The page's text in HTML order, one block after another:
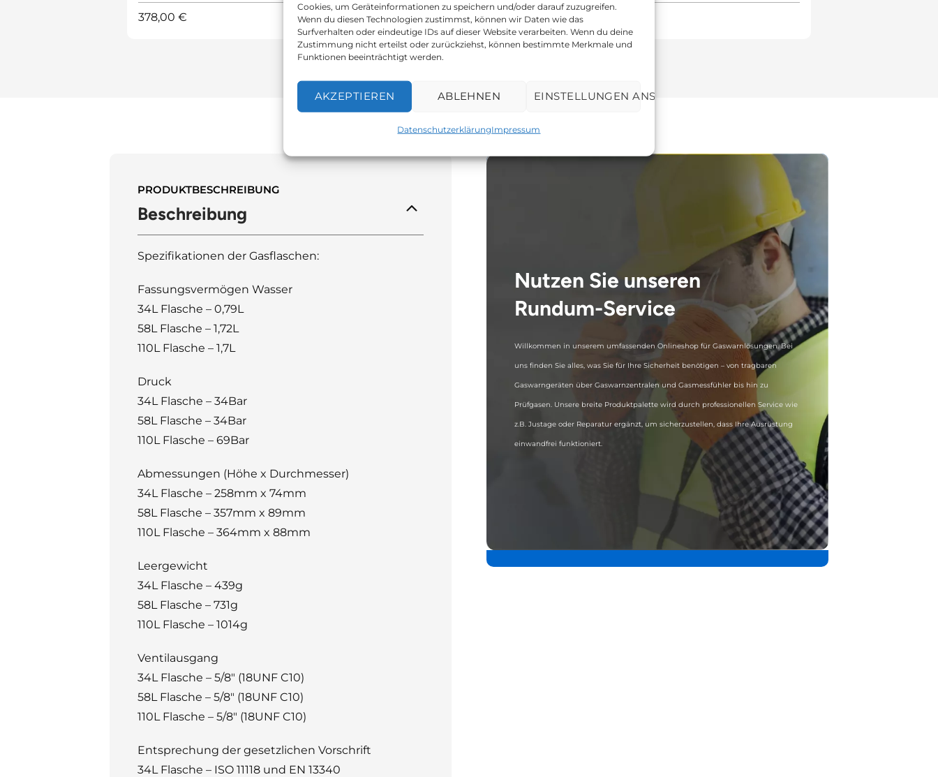
Cookies, um Geräteinformationen zu speichern und/oder darauf zuzugreifen.
Wenn du diesen Technologien zustimmst, können wir Daten wie das
Surfverhalten oder eindeutige IDs auf dieser Website verarbeiten. Wenn du deine
Zustimmung nicht erteilst oder zurückziehst, können bestimmte Merkmale und
Funktionen beeinträchtigt werden.
AKZEPTIEREN ABLEHNEN EINSTELLUNGEN ANSEHEN
DatenschutzerklärungImpressum
378,00 € 196,00€
PRODUKTBESCHREIBUNG
Beschreibung
Spezifikationen der Gasflaschen:
Fassungsvermögen Wasser
34L Flasche – 0,79L
58L Flasche – 1,72L
110L Flasche – 1,7L
Druck
34L Flasche – 34Bar
58L Flasche – 34Bar
110L Flasche – 69Bar
Abmessungen (Höhe x Durchmesser)
34L Flasche – 258mm x 74mm
58L Flasche – 357mm x 89mm
110L Flasche – 364mm x 88mm
Leergewicht
34L Flasche – 439g
58L Flasche – 731g
110L Flasche – 1014g
Ventilausgang
34L Flasche – 5/8″ (18UNF C10)
58L Flasche – 5/8″ (18UNF C10)
110L Flasche – 5/8″ (18UNF C10)
Entsprechung der gesetzlichen Vorschrift
34L Flasche – ISO 11118 und EN 13340
Nutzen Sie unseren
Rundum-Service
Willkommen in unserem umfassenden Onlineshop für Gaswarnlösungen. Bei
uns finden Sie alles, was Sie für Ihre Sicherheit benötigen – von tragbaren
Gaswarngeräten über Gaswarnzentralen und Gasmessfühler bis hin zu
Prüfgasen. Unsere breite Produktpalette wird durch professionellen Service wie
z.B. Justage oder Reparatur ergänzt, um sicherzustellen, dass Ihre Ausrüstung
einwandfrei funktioniert.